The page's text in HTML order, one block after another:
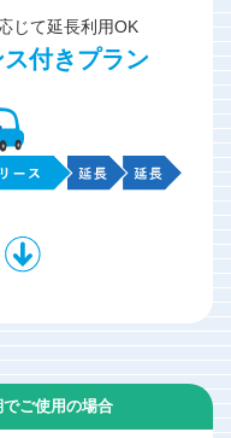
じて延長利用OK
付きプラン
ご使用の場合